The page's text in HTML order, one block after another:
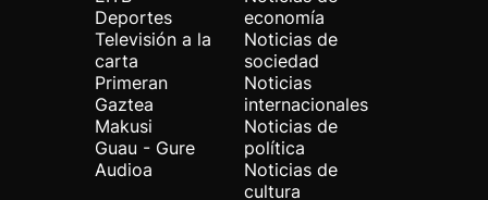
Deportes
Televisión a la
carta
Primeran
Gaztea
Makusi
Guau - Gure
Audioa
economía
Noticias de
sociedad
Noticias
internacionales
Noticias de
política
Noticias de
cultura